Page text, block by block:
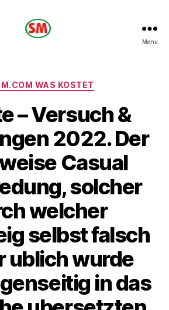
Menu
Categories
WAS KOSTET
– Versuch &
2022. Der
Casual
solcher
welcher
selbst falsch
ublich wurde
in das